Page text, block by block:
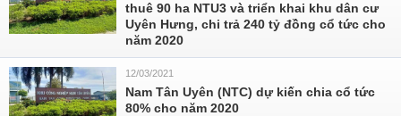
thuê 90 ha NTU3 và triển khai khu dân cư
Uyên Hưng, chi trả 240 tỷ đồng cổ tức cho
năm 2020
12/03/2021
Nam Tân Uyên (NTC) dự kiến chia cổ tức
80% cho năm 2020